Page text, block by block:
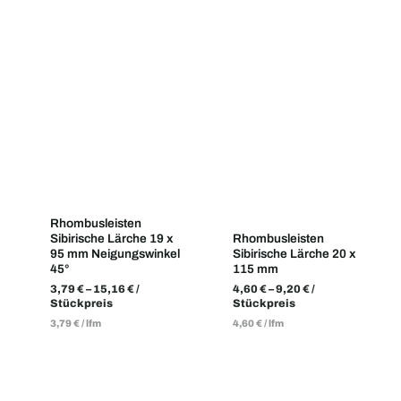
Rhombusleisten
Sibirische Lärche 19 x
95 mm Neigungswinkel
45°
3,79€–15,16€/
Stückpreis
3,79€/lfm
Rhombusleisten
Sibirische Lärche 20 x
115 mm
4,60€–9,20€/
Stückpreis
4,60€/lfm